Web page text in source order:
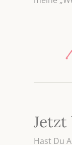
Jetzt
Hast Du